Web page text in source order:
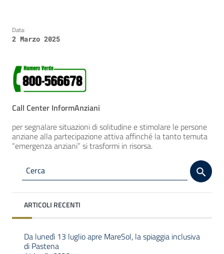
Data:
2 Marzo 2025
Call Center InformAnziani
per segnalare situazioni di solitudine e stimolare le persone
anziane alla partecipazione attiva affinché la tanto temuta
“emergenza anziani” si trasformi in risorsa.
ARTICOLI RECENTI
Da lunedì 13 luglio apre MareSol, la spiaggia inclusiva
di Pastena